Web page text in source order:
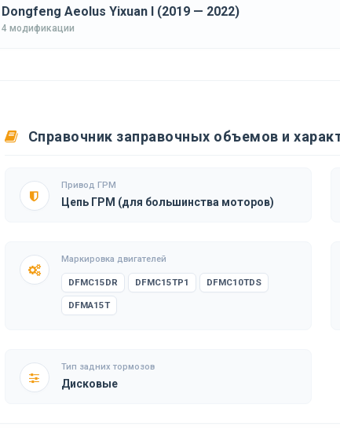
Dongfeng Aeolus Yixuan I (2019 — 2022)
4 модификации
Справочник заправочных объемов и
Привод ГРМ
Цепь ГРМ (для большинства моторов)
Маркировка двигателей
DFMC15DR DFMC15TP1 DFMC10TDS
DFMA15T
Тип задних тормозов
Дисковые